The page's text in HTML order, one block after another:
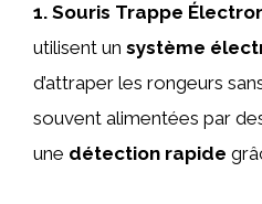
1. Souris Trappe
utilisent un système
d’attraper les rongeurs
souvent alimentées par
une détection rapide